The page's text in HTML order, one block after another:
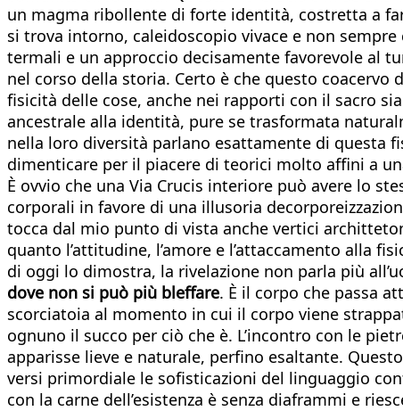
un magma ribollente di forte identità, costretta a
si trova intorno, caleidoscopio vivace e non
termali e un approccio decisamente favorevole al
nel corso della storia. Certo è che questo
fisicità delle cose, anche nei rapporti con il sacro
ancestrale alla identità, pure se trasformata
nella loro diversità parlano esattamente di questa
dimenticare per il piacere di teorici molto affini a
È ovvio che una Via Crucis interiore può avere lo
corporali in favore di una illusoria
tocca dal mio punto di vista anche vertici
quanto l’attitudine, l’amore e l’attaccamento alla
di oggi lo dimostra, la rivelazione non parla più
dove non si può più bleffare. È il corpo che passa
scorciatoia al momento in cui il corpo viene
ognuno il succo per ciò che è. L’incontro con le
apparisse lieve e naturale, perfino esaltante.
versi primordiale le sofisticazioni del linguaggio
con la carne dell’esistenza è senza diaframmi e